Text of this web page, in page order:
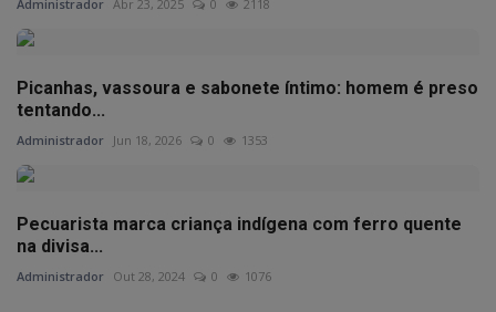
Administrador Abr 23, 2025 0 2118
Picanhas, vassoura e sabonete íntimo: homem é preso
tentando...
Administrador Jun 18, 2026 0 1353
Pecuarista marca criança indígena com ferro quente
na divisa...
Administrador Out 28, 2024 0 1076